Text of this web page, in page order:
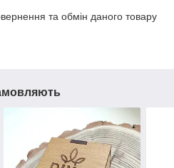
та обмін даного товару